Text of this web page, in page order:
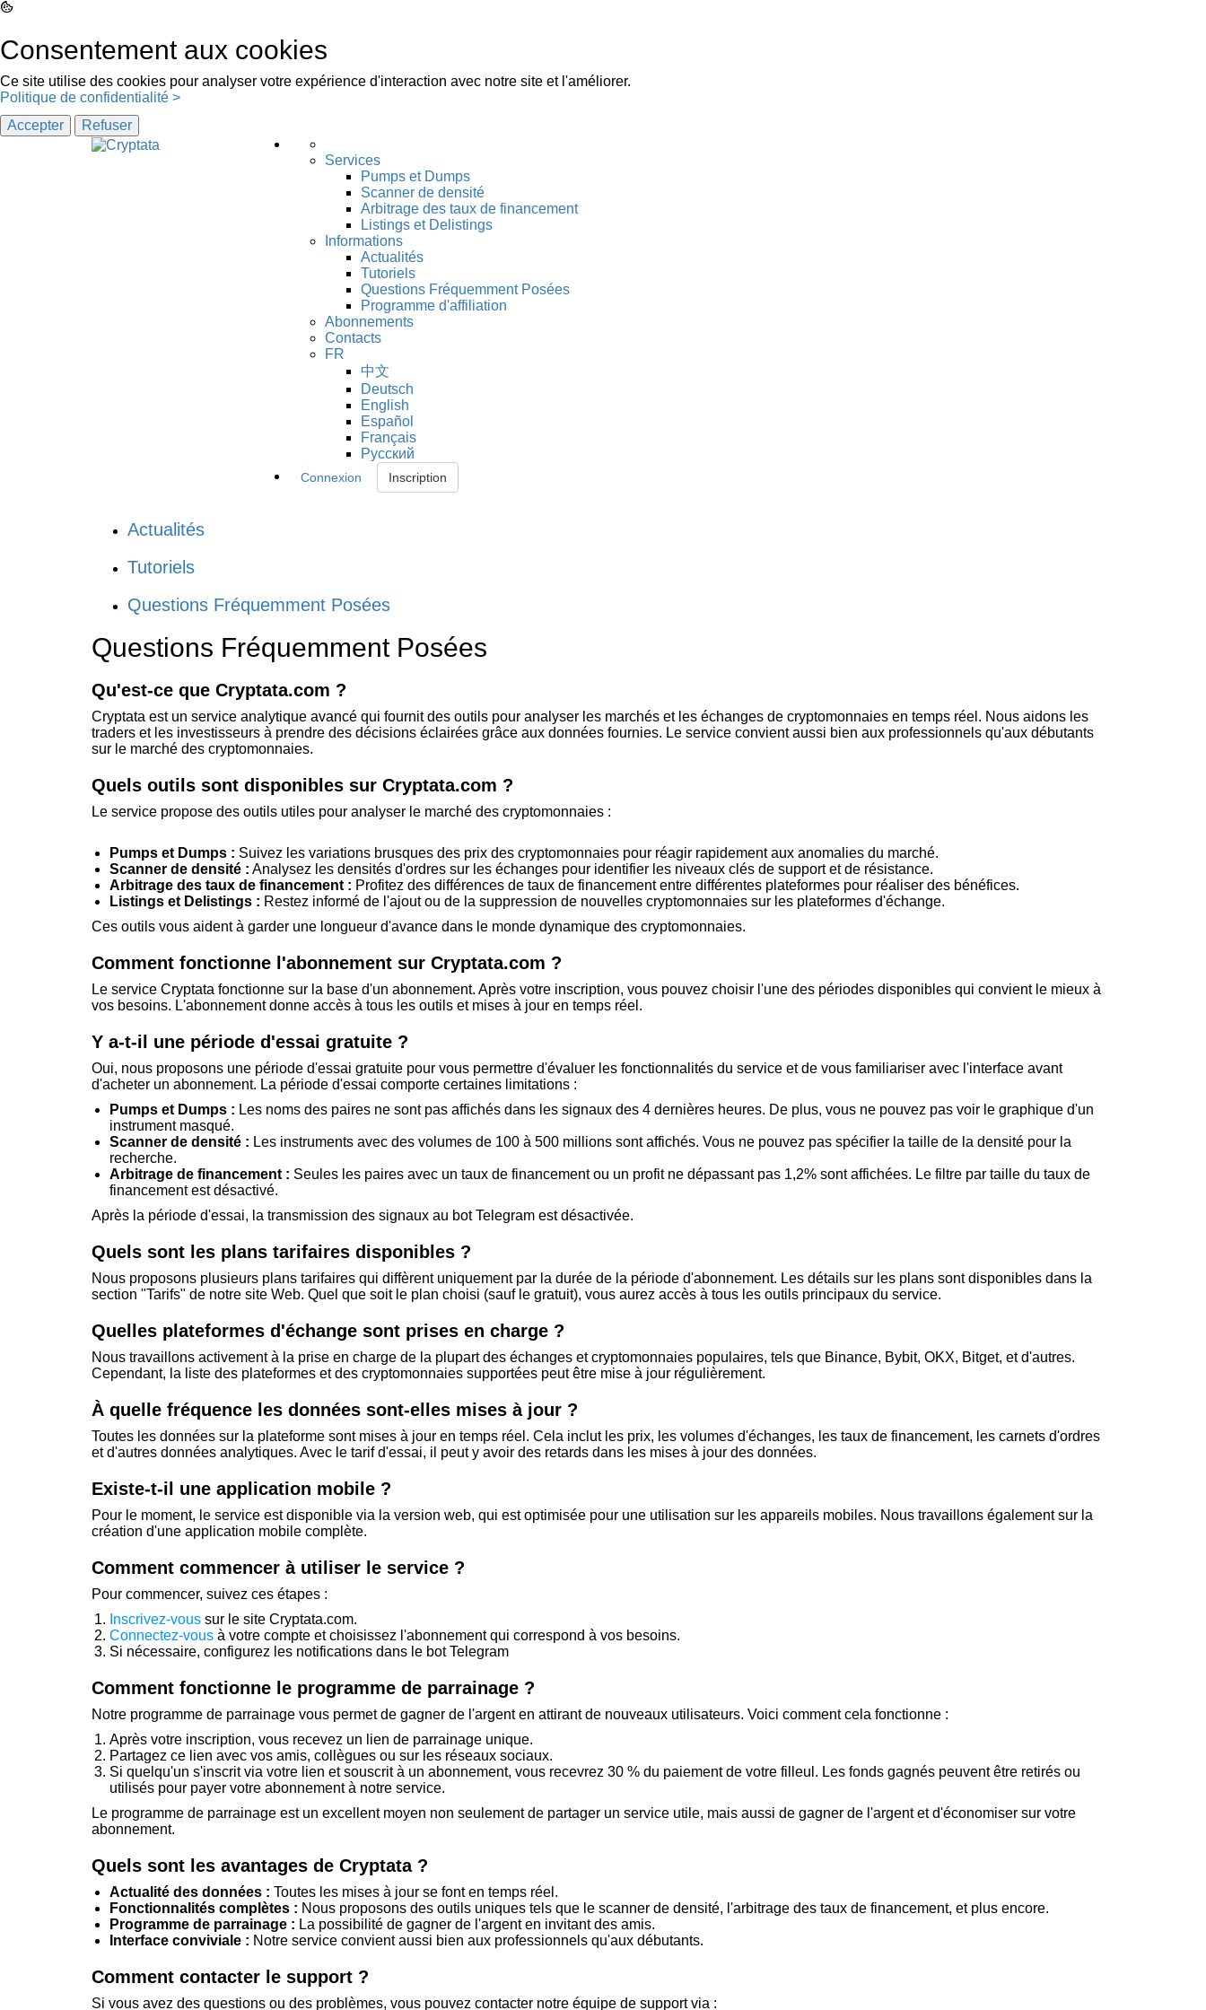
Consentement aux cookies
Ce site utilise des cookies pour analyser votre expérience d'interaction avec notre site et l'améliorer.
Politique de confidentialité >
Accepter
Refuser
Services
Pumps et Dumps
Scanner de densité
Arbitrage des taux de financement
Listings et Delistings
Informations
Actualités
Tutoriels
Questions Fréquemment Posées
Programme d'affiliation
Abonnements
Contacts
FR
中文
Deutsch
English
Español
Français
Русский
Connexion Inscription
Actualités
Tutoriels
Questions Fréquemment Posées
Questions Fréquemment Posées
Qu'est-ce que Cryptata.com ?
Cryptata est un service analytique avancé qui fournit des outils pour analyser les marchés et les échanges de cryptomonnaies en temps réel. Nous aidons les
traders et les investisseurs à prendre des décisions éclairées grâce aux données fournies. Le service convient aussi bien aux professionnels qu'aux débutants
sur le marché des cryptomonnaies.
Quels outils sont disponibles sur Cryptata.com ?
Le service propose des outils utiles pour analyser le marché des cryptomonnaies :
Pumps et Dumps : Suivez les variations brusques des prix des cryptomonnaies pour réagir rapidement aux anomalies du marché.
Scanner de densité : Analysez les densités d'ordres sur les échanges pour identifier les niveaux clés de support et de résistance.
Arbitrage des taux de financement : Profitez des différences de taux de financement entre différentes plateformes pour réaliser des bénéfices.
Listings et Delistings : Restez informé de l'ajout ou de la suppression de nouvelles cryptomonnaies sur les plateformes d'échange.
Ces outils vous aident à garder une longueur d'avance dans le monde dynamique des cryptomonnaies.
Comment fonctionne l'abonnement sur Cryptata.com ?
Le service Cryptata fonctionne sur la base d'un abonnement. Après votre inscription, vous pouvez choisir l'une des périodes disponibles qui convient le mieux à
vos besoins. L'abonnement donne accès à tous les outils et mises à jour en temps réel.
Y a-t-il une période d'essai gratuite ?
Oui, nous proposons une période d'essai gratuite pour vous permettre d'évaluer les fonctionnalités du service et de vous familiariser avec l'interface avant
d'acheter un abonnement. La période d'essai comporte certaines limitations :
Pumps et Dumps : Les noms des paires ne sont pas affichés dans les signaux des 4 dernières heures. De plus, vous ne pouvez pas voir le graphique d'un
instrument masqué.
Scanner de densité : Les instruments avec des volumes de 100 à 500 millions sont affichés. Vous ne pouvez pas spécifier la taille de la densité pour la
recherche.
Arbitrage de financement : Seules les paires avec un taux de financement ou un profit ne dépassant pas 1,2% sont affichées. Le filtre par taille du taux de
financement est désactivé.
Après la période d'essai, la transmission des signaux au bot Telegram est désactivée.
Quels sont les plans tarifaires disponibles ?
Nous proposons plusieurs plans tarifaires qui diffèrent uniquement par la durée de la période d'abonnement. Les détails sur les plans sont disponibles dans la
section "Tarifs" de notre site Web. Quel que soit le plan choisi (sauf le gratuit), vous aurez accès à tous les outils principaux du service.
Quelles plateformes d'échange sont prises en charge ?
Nous travaillons activement à la prise en charge de la plupart des échanges et cryptomonnaies populaires, tels que Binance, Bybit, OKX, Bitget, et d'autres.
Cependant, la liste des plateformes et des cryptomonnaies supportées peut être mise à jour régulièrement.
À quelle fréquence les données sont-elles mises à jour ?
Toutes les données sur la plateforme sont mises à jour en temps réel. Cela inclut les prix, les volumes d'échanges, les taux de financement, les carnets d'ordres
et d'autres données analytiques. Avec le tarif d'essai, il peut y avoir des retards dans les mises à jour des données.
Existe-t-il une application mobile ?
Pour le moment, le service est disponible via la version web, qui est optimisée pour une utilisation sur les appareils mobiles. Nous travaillons également sur la
création d'une application mobile complète.
Comment commencer à utiliser le service ?
Pour commencer, suivez ces étapes :
Inscrivez-vous sur le site Cryptata.com.
Connectez-vous à votre compte et choisissez l'abonnement qui correspond à vos besoins.
Si nécessaire, configurez les notifications dans le bot Telegram
Comment fonctionne le programme de parrainage ?
Notre programme de parrainage vous permet de gagner de l'argent en attirant de nouveaux utilisateurs. Voici comment cela fonctionne :
Après votre inscription, vous recevez un lien de parrainage unique.
Partagez ce lien avec vos amis, collègues ou sur les réseaux sociaux.
Si quelqu'un s'inscrit via votre lien et souscrit à un abonnement, vous recevrez 30 % du paiement de votre filleul. Les fonds gagnés peuvent être retirés ou
utilisés pour payer votre abonnement à notre service.
Le programme de parrainage est un excellent moyen non seulement de partager un service utile, mais aussi de gagner de l'argent et d'économiser sur votre
abonnement.
Quels sont les avantages de Cryptata ?
Actualité des données : Toutes les mises à jour se font en temps réel.
Fonctionnalités complètes : Nous proposons des outils uniques tels que le scanner de densité, l'arbitrage des taux de financement, et plus encore.
Programme de parrainage : La possibilité de gagner de l'argent en invitant des amis.
Interface conviviale : Notre service convient aussi bien aux professionnels qu'aux débutants.
Comment contacter le support ?
Si vous avez des questions ou des problèmes, vous pouvez contacter notre équipe de support via :